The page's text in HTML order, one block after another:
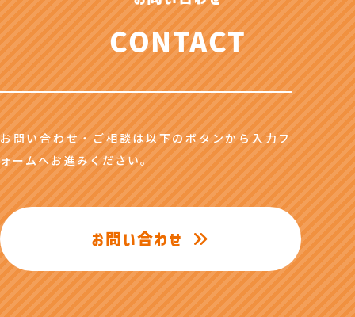
CONTACT
お問い合わせ・ご相談は以下のボタンから入力フ
ォームへお進みください。
お問い合わせ